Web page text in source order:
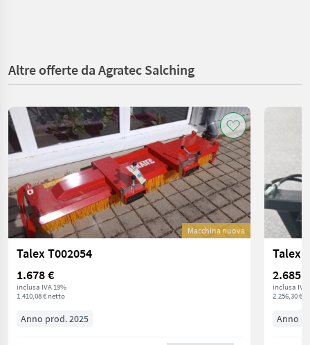
Altre offerte da Agratec Salching
Macchina nuova
Talex T002054
1.678 €
inclusa IVA 19%
1.410,08 € netto
Anno prod. 2025
Talex
2.685 €
inclusa IVA
2.256,30 €
Anno